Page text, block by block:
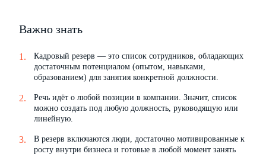
Важно знать
Кадровый резерв — это список сотрудников, обладающих
достаточным потенциалом (опытом, навыками,
образованием) для занятия конкретной должности.
Речь идёт о любой позиции в компании. Значит, список
можно создать под любую должность, руководящую или
линейную.
В резерв включаются люди, достаточно мотивированные к
росту внутри бизнеса и готовые в любой момент занять